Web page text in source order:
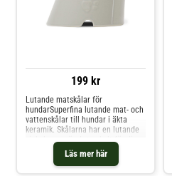
199 kr
Läs mer här
Lutande matskålar för
hundarSuperfina lutande mat- och
vattenskålar till hundar i äkta
keramik. Skålarna har en lutande
vinkel som gör det enkelt för din
hund att äta ur den. Det är den
perfekta skålen för exempelvis
små hundraser eller valpar.Scruffs